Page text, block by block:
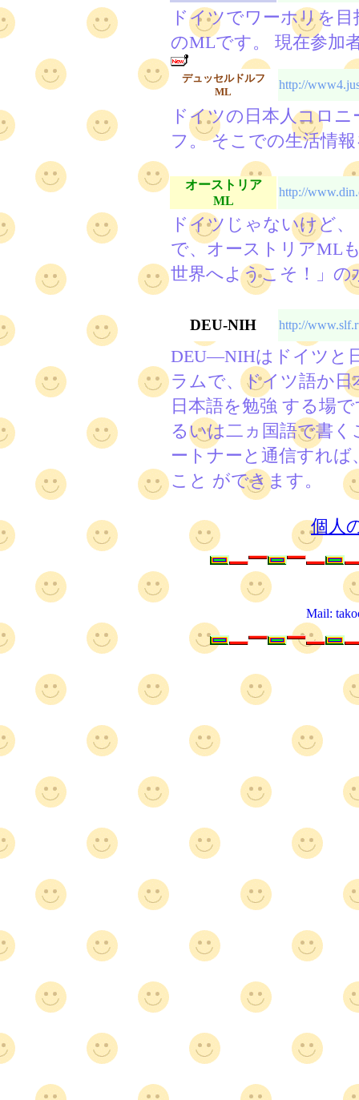
ドイツでワーホリを
のMLです。 現在参加
デュッセルドルフ
ML
http://
ドイツの日本人コロ
フ。 そこでの生活情
オーストリア
ML
http://
ドイツじゃないけど
で、オーストリアML
世界へようこそ！」
DEU-NIH http://
DEU―NIHはドイツと
ラムで、ドイツ語か
日本語を勉強 する場
るいは二ヵ国語で書
ートナーと通信すれ
こと ができます。
個人
Mail: